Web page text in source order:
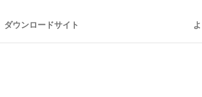
ダウンロードサイト